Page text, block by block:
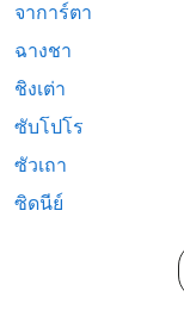
จาการ์ตา
ฉางชา
ชิงเต่า
ซับโปโร
ซัวเถา
ซิดนีย์